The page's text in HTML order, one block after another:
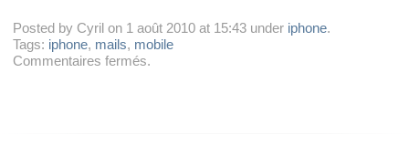
Posted by Cyril on 1 août 2010 at 15:43 under iphone.
Tags: iphone, mails, mobile
Commentaires fermés.